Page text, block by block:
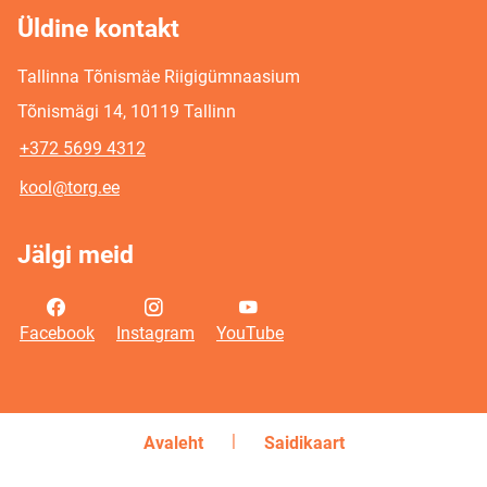
Üldine kontakt
Tallinna Tõnismäe Riigigümnaasium
Tõnismägi 14, 10119 Tallinn
+372 5699 4312
kool@torg.ee
Jälgi meid
Facebook Instagram YouTube
Avaleht Saidikaart